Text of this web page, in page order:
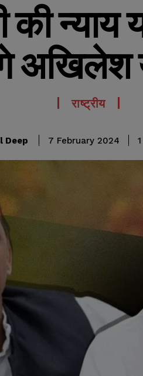
की न्याय
अखिलेश
राष्ट्रीय
Deep 7 February 2024 1